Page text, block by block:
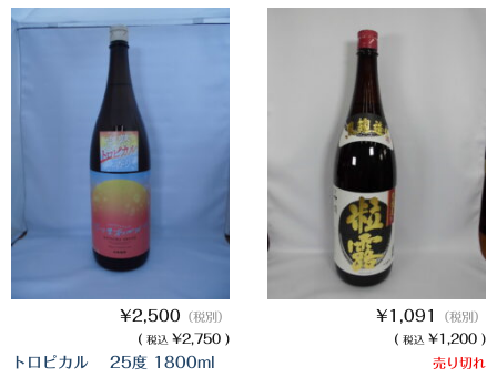
ウヰスキー
中馬酒店オリジナル
全取扱商品
森伊蔵酒造
村尾酒造
万膳酒造
¥2,500 （税別）
( 税込 ¥2,750 )
トロピカル 25度 1800ml
¥1,091 （税別）
( 税込 ¥1,200 )
売り切れ